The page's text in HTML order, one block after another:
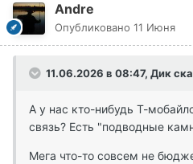
Andre
Опубликовано 11 Июня
11.06.2026 в 08:47, Дик
А у нас кто-нибудь Т-
связь? Есть "подводные
Мега что-то совсем не